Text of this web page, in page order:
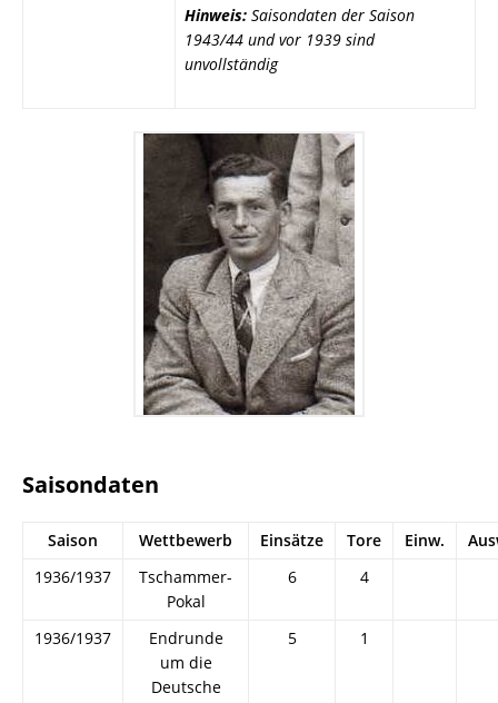
Hinweis: Saisondaten der Saison
1943/44 und vor 1939 sind
unvollständig
Saisondaten
Saison Wettbewerb Einsätze Tore Einw.
1936/1937
Tschammer-
Pokal
6 4
1936/1937
Endrunde
um die
Deutsche
5 1